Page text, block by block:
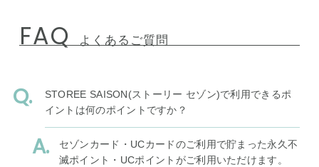
FAQ よくあるご質問
STOREE SAISON(ストーリー セゾン)で利用できるポ
イントは何のポイントですか？
セゾンカード・UCカードのご利用で貯まった永久不
滅ポイント・UCポイントがご利用いただけます。